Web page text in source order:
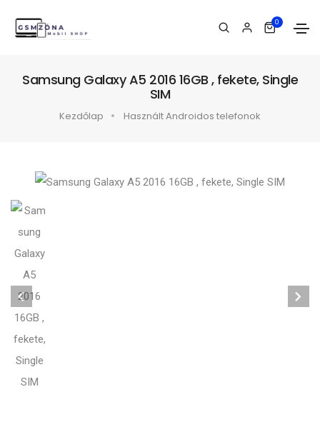
0
Samsung Galaxy A5 2016 16GB , fekete, Single
SIM
Kezdőlap Használt Androidos telefonok